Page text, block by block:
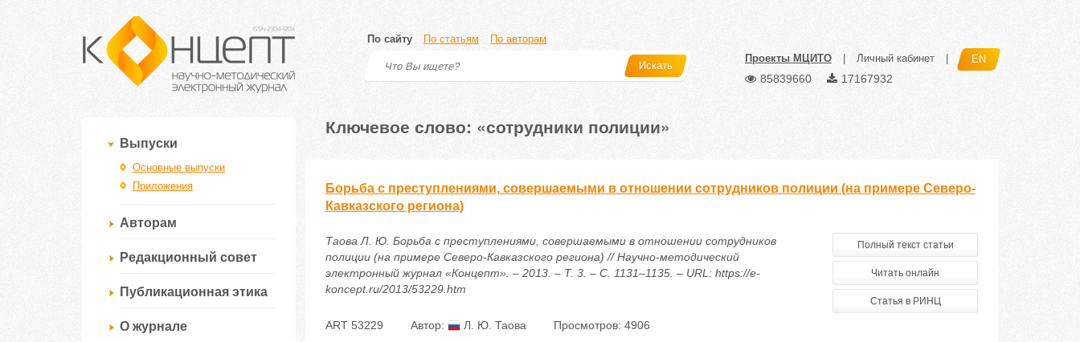
По сайту По статьям По авторам
Искать
Проекты МЦИТО Личный кабинет EN
85839660 17167932
Выпуски
Основные выпуски
Приложения
Авторам
Редакционный совет
Публикационная этика
О журнале
Ключевое слово: «сотрудники полиции»
Борьба с преступлениями, совершаемыми в отношении сотрудников полиции (на примере Северо-
Кавказского региона)
Таова Л. Ю. Борьба с преступлениями, совершаемыми в отношении сотрудников
полиции (на примере Северо-Кавказского региона) // Научно-методический
электронный журнал «Концепт». – 2013. – Т. 3. – С. 1131–1135. – URL: https://e-
koncept.ru/2013/53229.htm
Полный текст статьи
Читать онлайн
Статья в РИНЦ
ART 53229 Автор: Л. Ю. Таова Просмотров: 4906